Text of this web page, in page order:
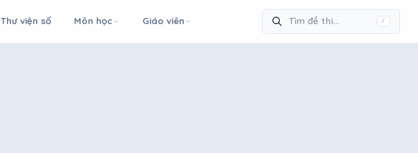
Thư viện số Môn học Giáo viên /